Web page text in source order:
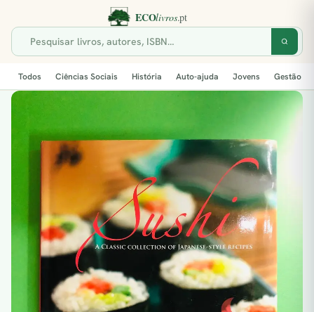
Todos Ciências Sociais História Auto-ajuda Jovens Gestão